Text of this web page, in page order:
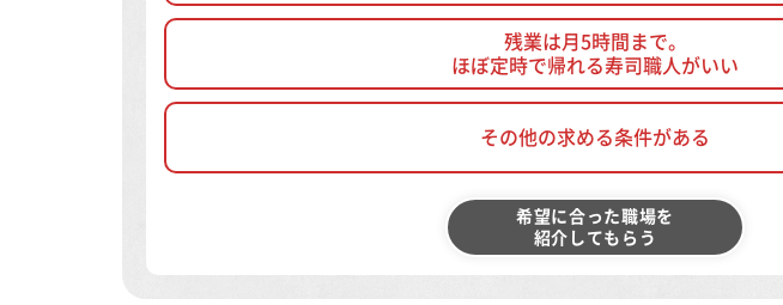
残業は月5時間まで。
ほぼ定時で帰れる寿司職人がいい
その他の求める条件がある
希望に合った職場を
紹介してもらう